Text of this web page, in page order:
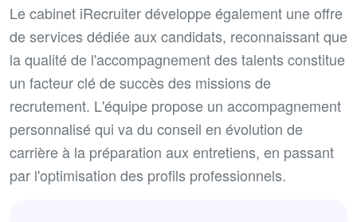
Le cabinet iRecruiter développe également une offre
de services dédiée aux candidats, reconnaissant que
la qualité de l'accompagnement des talents constitue
un facteur clé de succès des missions de
recrutement. L'équipe propose un accompagnement
personnalisé qui va du conseil en évolution de
carrière à la préparation aux entretiens, en passant
par l'optimisation des profils professionnels.